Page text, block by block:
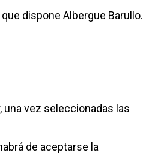
dispone Albergue Barullo.
una vez seleccionadas las
de aceptarse la